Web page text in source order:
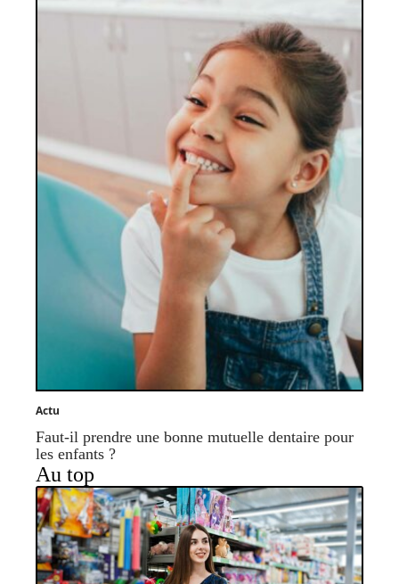
Actu
Faut-il prendre une bonne mutuelle dentaire pour
les enfants ?
Au top